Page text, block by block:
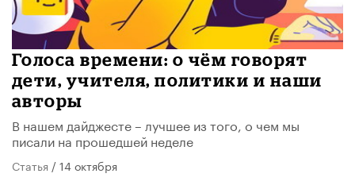
Голоса времени: о чём говорят
дети, учителя, политики и наши
авторы
В нашем дайджесте – лучшее из того, о чем мы
писали на прошедшей неделе
Статья / 14 октября